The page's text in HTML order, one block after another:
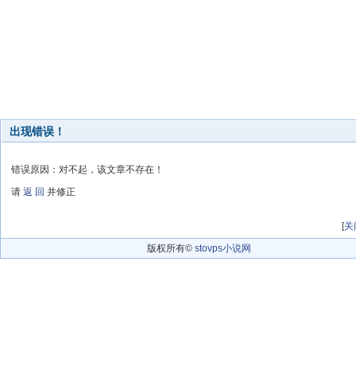
出现错误！
错误原因：对不起，该文章不存在！
请 返 回 并修正
[关
版权所有© stovps小说网